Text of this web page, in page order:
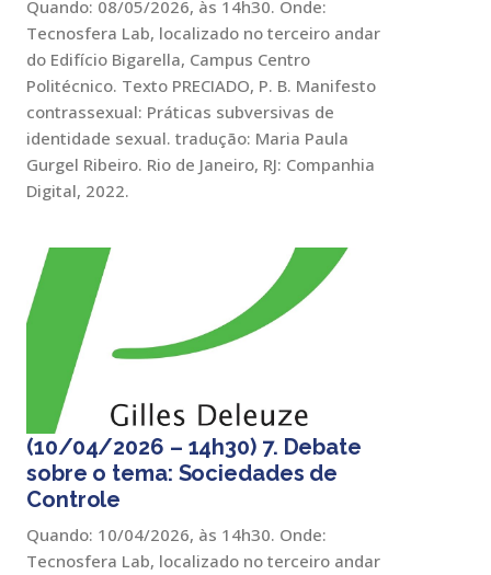
Quando: 08/05/2026, às 14h30. Onde:
Tecnosfera Lab, localizado no terceiro andar
do Edifício Bigarella, Campus Centro
Politécnico. Texto PRECIADO, P. B. Manifesto
contrassexual: Práticas subversivas de
identidade sexual. tradução: Maria Paula
Gurgel Ribeiro. Rio de Janeiro, RJ: Companhia
Digital, 2022.
(10/04/2026 – 14h30) 7. Debate
sobre o tema: Sociedades de
Controle
Quando: 10/04/2026, às 14h30. Onde:
Tecnosfera Lab, localizado no terceiro andar